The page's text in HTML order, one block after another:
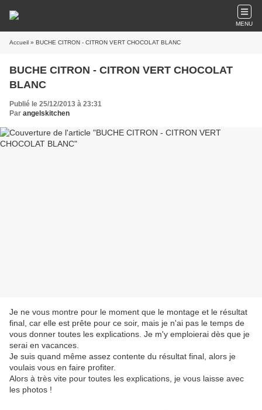
MENU
Accueil » BUCHE CITRON - CITRON VERT CHOCOLAT BLANC
BUCHE CITRON - CITRON VERT CHOCOLAT
BLANC
Publié le 25/12/2013 à 23:31
Par angelskitchen
Je ne vous montre pour le moment que le montage et le résultat
final, car elle est prête pour ce soir, mais je n'ai pas le temps de
vous donner toutes les explications. Je m'y emploierai dès que je
serai en vacances.
Je suis quand même assez contente du résultat final, alors je
voulais vous en faire profiter.
Alors à très vite pour toutes les explications, je vous laisse avec
les photos !